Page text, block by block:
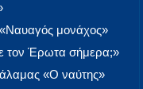
μονάχος»
τον Έρωτα σήμερα;»
«Ο ναύτης»